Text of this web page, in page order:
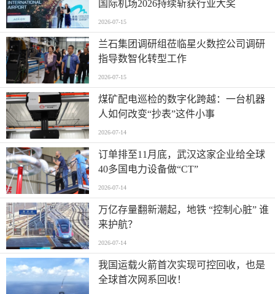
国际机场2026持续斩获行业大奖
2026-07-15
兰石集团调研组莅临星火数控公司调研
指导数智化转型工作
2026-07-15
煤矿配电巡检的数字化跨越：一台机器
人如何改变“抄表”这件小事
2026-07-14
订单排至11月底，武汉这家企业给全球
40多国电力设备做“CT”
2026-07-14
万亿存量翻新潮起，地铁 “控制心脏” 谁
来护航？
2026-07-14
我国运载火箭首次实现可控回收，也是
全球首次网系回收！